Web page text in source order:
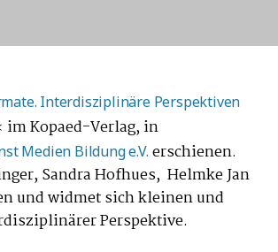
Interdisziplinäre Perspektiven
im Kopaed-Verlag, in
Medien Bildung e.V. erschienen.
Sandra Hofhues, Helmke Jan
und widmet sich kleinen und
Perspektive.